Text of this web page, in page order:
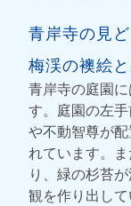
青岸寺の見
梅渓の襖絵
青岸寺の庭園
す。庭園の左
や不動智尊が
れています。
り、緑の杉苔
観を作り出して